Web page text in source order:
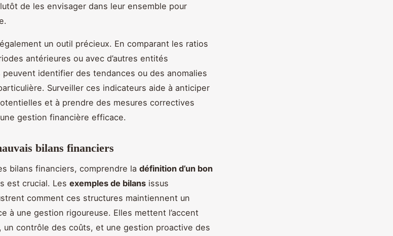
de les envisager dans leur ensemble pour
un outil précieux. En comparant les ratios
antérieures ou avec d’autres entités
identifier des tendances ou des anomalies
Surveiller ces indicateurs aide à anticiper
et à prendre des mesures correctives
gestion financière efficace.
bilans financiers
bilans financiers, comprendre la définition d’un bon
est crucial. Les exemples de bilans issus
comment ces structures maintiennent un
à une gestion rigoureuse. Elles mettent l’accent
un contrôle des coûts, et une gestion proactive des